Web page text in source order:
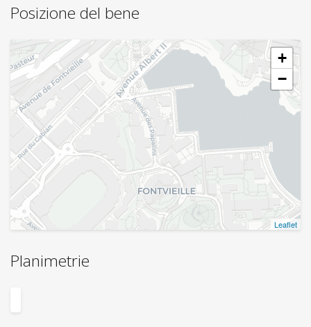
Posizione del bene
+
−
Leaflet
Planimetrie